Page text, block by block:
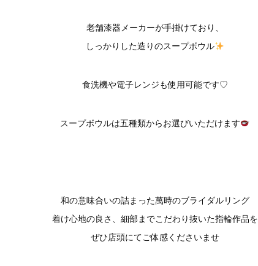
老舗漆器メーカーが手掛けており、
しっかりした造りのスープボウル
食洗機や電子レンジも使用可能です♡
スープボウルは五種類からお選びいただけます
和の意味合いの詰まった萬時のブライダルリング
着け心地の良さ、細部までこだわり抜いた指輪作品を
ぜひ店頭にてご体感くださいませ